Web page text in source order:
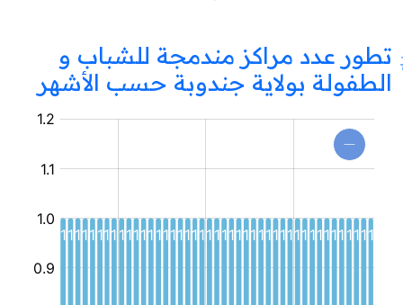
تطور عدد مراكز مندمجة للشباب و
الطفولة بولاية جندوبة حسب الأشهر
مركز